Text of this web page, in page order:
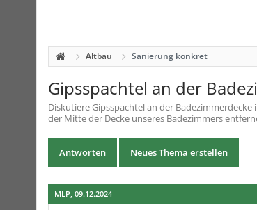
Altbau Sanierung konkret
Gipsspachtel an der
DiskutiereGipsspachtel an der Badezimmerdecke
der Mitte der Decke unseres Badezimmers
Antworten Neues Thema erstellen
MLP, 09.12.2024